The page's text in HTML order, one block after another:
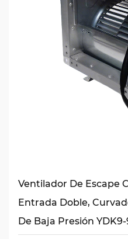
Ventilador De Escape
Entrada Doble,
De Baja Presión YDK9-